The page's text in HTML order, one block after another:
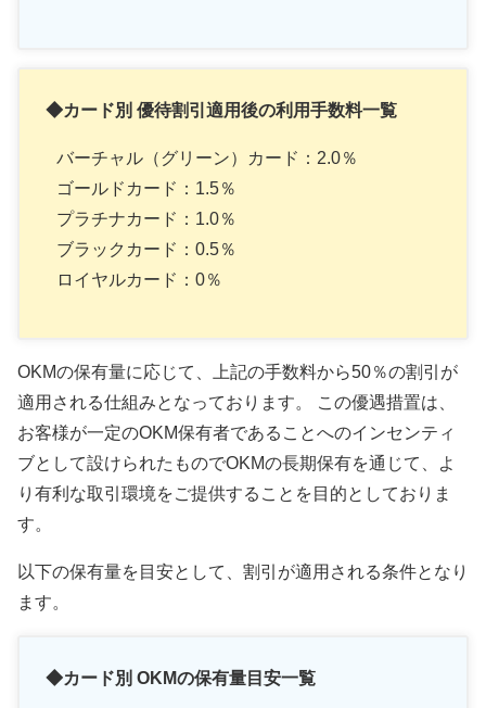
◆カード別 優待割引適用後の利用手数料一覧
バーチャル（グリーン）カード：2.0％
ゴールドカード：1.5％
プラチナカード：1.0％
ブラックカード：0.5％
ロイヤルカード：0％
OKMの保有量に応じて、上記の手数料から50％の割引が
適用される仕組みとなっております。 この優遇措置は、
お客様が一定のOKM保有者であることへのインセンティ
ブとして設けられたものでOKMの長期保有を通じて、よ
り有利な取引環境をご提供することを目的としておりま
す。
以下の保有量を目安として、割引が適用される条件となり
ます。
◆カード別 OKMの保有量目安一覧